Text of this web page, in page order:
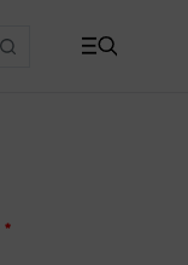
*